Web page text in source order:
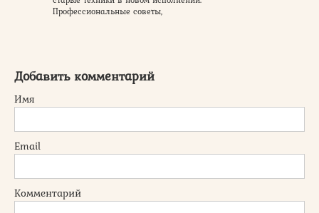
Профессиональные советы,
Добавить комментарий
Имя
Email
Комментарий